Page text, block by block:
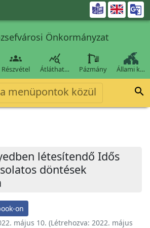

Önkormányzat

Részvétel

Átláthat… Pázmány Állami k…
menüpontok közül 
létesítendő Idős
döntések
on
május 10. (Létrehozva: 2022. május